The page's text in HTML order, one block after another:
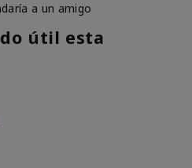
a un amigo
útil esta